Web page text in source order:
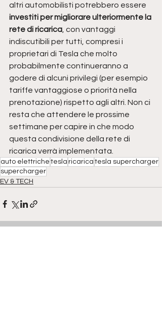
altri automobilisti potrebbero essere
investiti per migliorare ulteriormente la
rete di ricarica , con vantaggi
indiscutibili per tutti, compresi i
proprietari di Tesla che molto
probabilmente continueranno a
godere di alcuni privilegi (per esempio
tariffe vantaggiose o priorità nella
prenotazione) rispetto agli altri. Non ci
resta che attendere le prossime
settimane per capire in che modo
questa condivisione della rete di
ricarica verrà implementata.
auto elettriche tesla ricarica tesla supercharger
supercharger
EV & TECH